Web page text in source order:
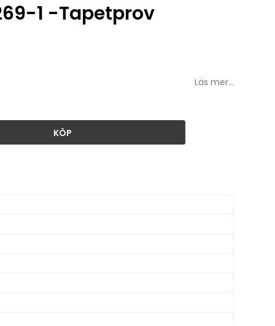
1 -Tapetprov
Läs mer...
KÖP